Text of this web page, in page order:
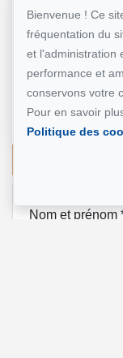
Référence :
Nom et prénom
Bienvenue ! Ce
fréquentation du
et l'administration
performance et
conservons votre
Pour en savoir
Politique des